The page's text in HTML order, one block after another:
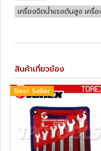
เครื่องฉีดน้ำแรงดันสูง เครื่
สินค้าเกี่ยวข้อง
Best Seller